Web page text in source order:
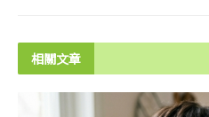
相關文章